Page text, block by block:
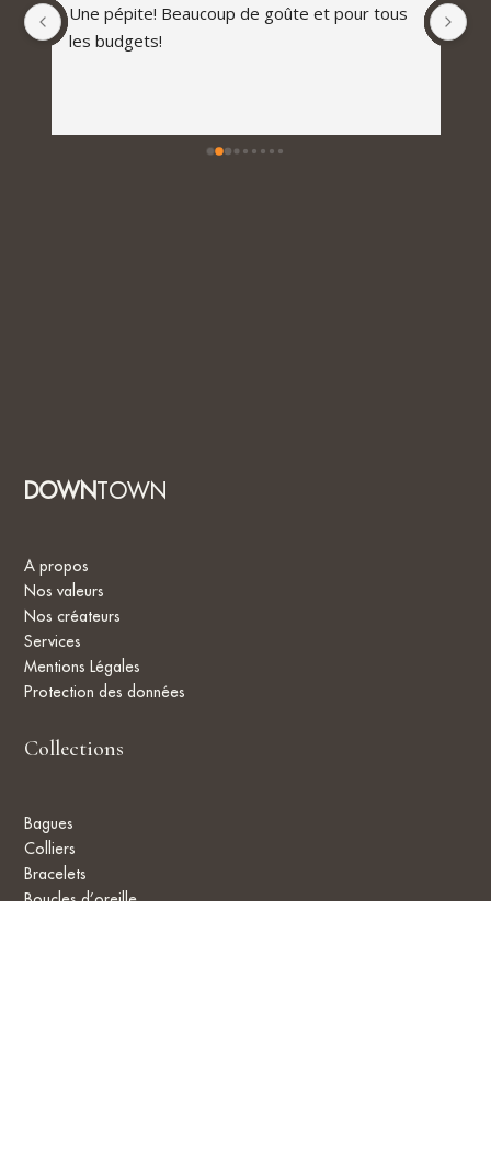
Une pépite! Beaucoup de goûte et pour tous
les budgets!
DOWNTOWN
A propos
Nos valeurs
Nos créateurs
Services
Mentions Légales
Protection des données
Collections
Bagues
Colliers
Bracelets
Boucles d’oreille